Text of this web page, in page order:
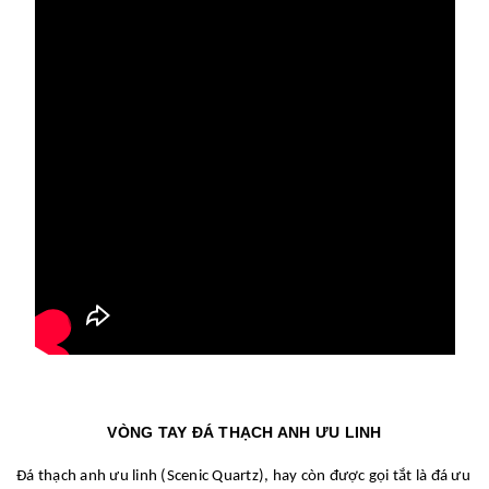
VÒNG TAY ĐÁ THẠCH ANH ƯU LINH
Đá thạch anh ưu linh (Scenic Quartz), hay còn được gọi tắt là đá ưu